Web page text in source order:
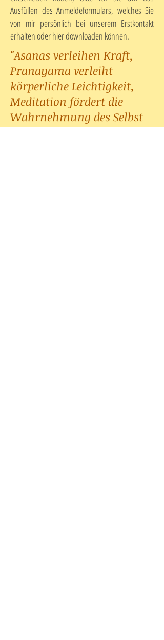
Ausfüllen des Anmeldeformulars, welches Sie
von mir persönlich bei unserem Erstkontakt
erhalten oder hier downloaden können.
"Asanas verleihen Kraft,
Pranayama verleiht
körperliche Leichtigkeit,
Meditation fördert die
Wahrnehmung des Selbst
und führt zu Freiheit oder